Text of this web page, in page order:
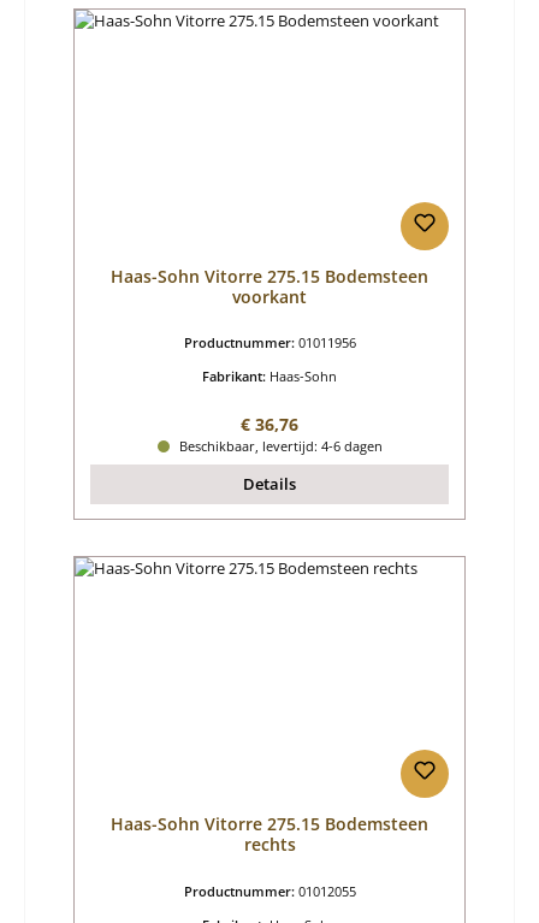
Haas-Sohn Vitorre 275.15 Bodemsteen
voorkant
Productnummer: 01011956
Fabrikant: Haas-Sohn
Normale prijs:
€ 36,76
Beschikbaar, levertijd: 4-6 dagen
Details
Haas-Sohn Vitorre 275.15 Bodemsteen
rechts
Productnummer: 01012055